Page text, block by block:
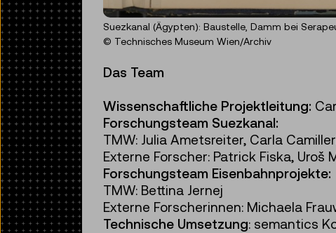
Suezkanal (Ägypten): Baustelle, Damm bei
© Technisches Museum Wien/Archiv
Das Team
Wissenschaftliche Projektleitung:
Forschungsteam Suezkanal:
TMW: Julia Ametsreiter, Carla
Externe Forscher: Patrick Fiska, Uroš
Forschungsteam Eisenbahnprojekte:
TMW: Bettina Jernej
Externe Forscherinnen: Michaela
Technische Umsetzung: semantics